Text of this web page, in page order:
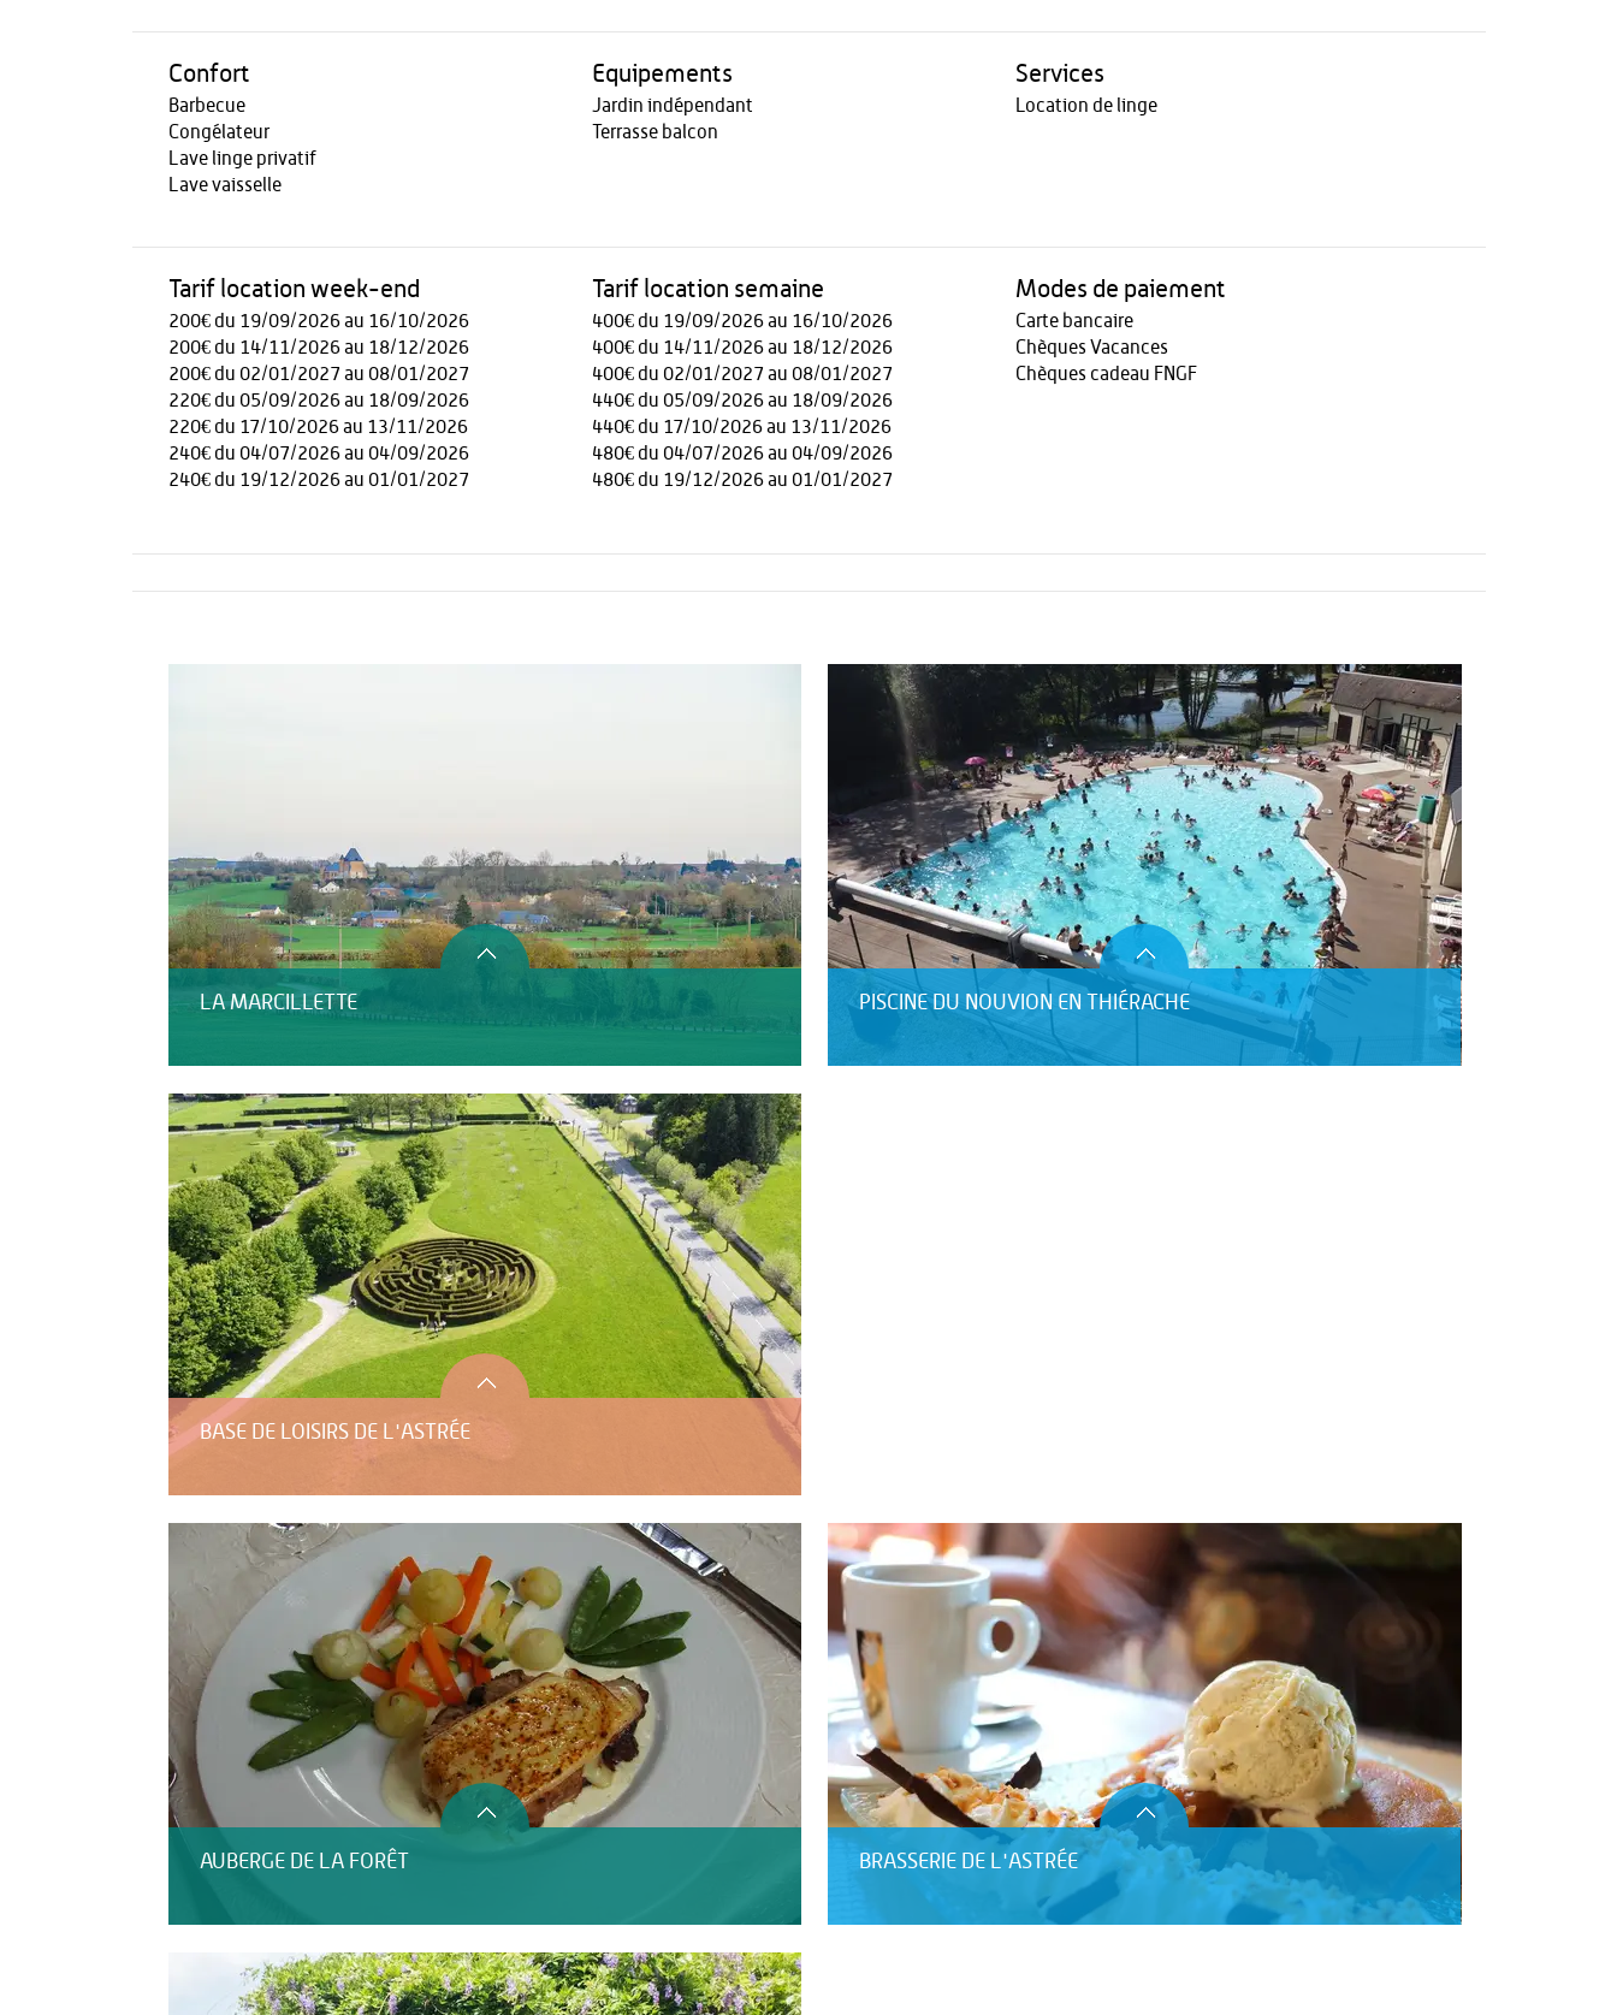
Confort
Barbecue
Congélateur
Lave linge privatif
Lave vaisselle
Equipements
Jardin indépendant
Terrasse balcon
Services
Location de linge
Tarif location week-end
200€ du 19/09/2026 au 16/10/2026
200€ du 14/11/2026 au 18/12/2026
200€ du 02/01/2027 au 08/01/2027
220€ du 05/09/2026 au 18/09/2026
220€ du 17/10/2026 au 13/11/2026
240€ du 04/07/2026 au 04/09/2026
240€ du 19/12/2026 au 01/01/2027
Tarif location semaine
400€ du 19/09/2026 au 16/10/2026
400€ du 14/11/2026 au 18/12/2026
400€ du 02/01/2027 au 08/01/2027
440€ du 05/09/2026 au 18/09/2026
440€ du 17/10/2026 au 13/11/2026
480€ du 04/07/2026 au 04/09/2026
480€ du 19/12/2026 au 01/01/2027
Modes de paiement
Carte bancaire
Chèques Vacances
Chèques cadeau FNGF
LA MARCILLETTE PISCINE DU NOUVION EN THIÉRACHE
BASE DE LOISIRS DE L'ASTRÉE
AUBERGE DE LA FORÊT BRASSERIE DE L'ASTRÉE